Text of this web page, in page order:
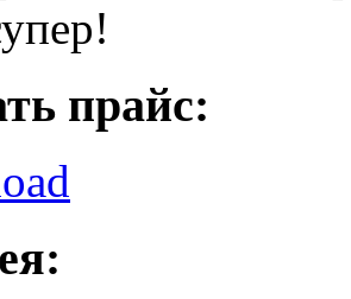
прайс: